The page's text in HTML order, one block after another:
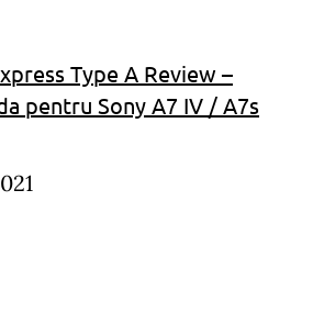
Type A Review –
pentru Sony A7 IV / A7s